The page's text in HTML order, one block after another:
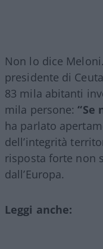
Non lo dice
presidente di
83 mila abitanti
mila persone: “Se
ha parlato
dell’integrità
risposta forte non
dall’Europa.
Leggi anche: